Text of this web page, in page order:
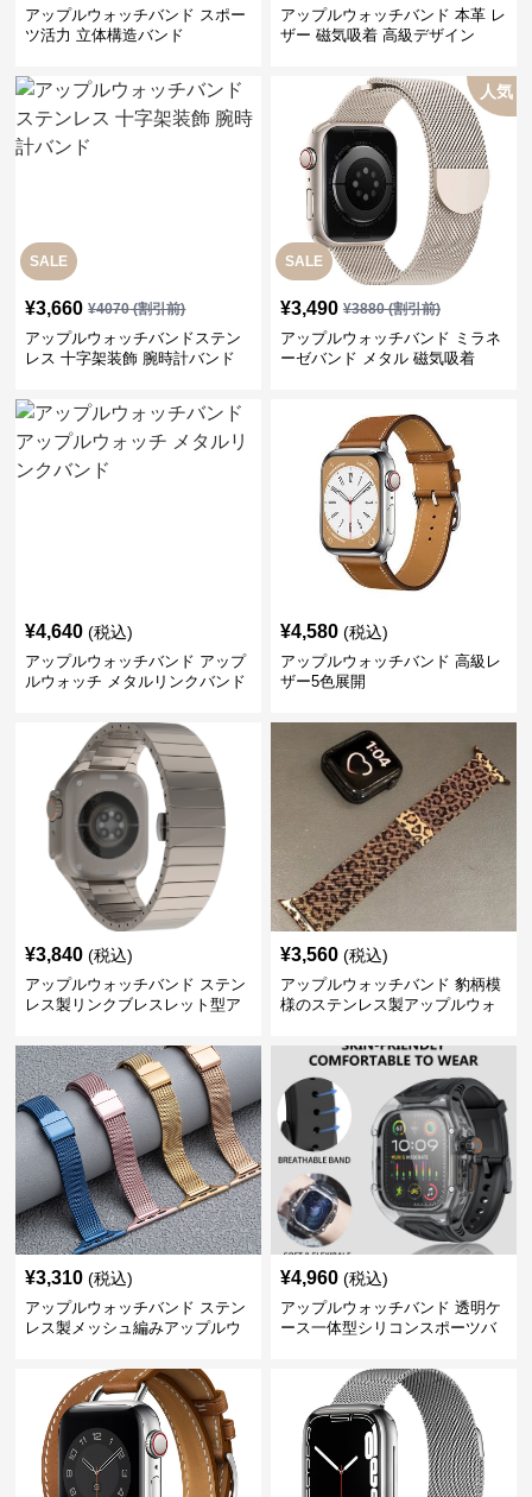
アップルウォッチバンド スポー
ツ活力 立体構造バンド
アップルウォッチバンド 本革 レ
ザー 磁気吸着 高級デザイン
SALE
¥3,660 ¥4070(割引前)
アップルウォッチバンドステン
レス 十字架装飾 腕時計バンド
SALE
人気
¥3,490 ¥3880(割引前)
アップルウォッチバンド ミラネ
ーゼバンド メタル 磁気吸着
¥4,640 (税込)
アップルウォッチバンド アップ
ルウォッチ メタルリンクバンド
¥4,580 (税込)
アップルウォッチバンド 高級レ
ザー5色展開
¥3,840 (税込)
アップルウォッチバンド ステン
レス製リンクブレスレット型ア
¥3,560 (税込)
アップルウォッチバンド 豹柄模
様のステンレス製アップルウォ
¥3,310 (税込)
アップルウォッチバンド ステン
レス製メッシュ編みアップルウ
¥4,960 (税込)
アップルウォッチバンド 透明ケ
ース一体型シリコンスポーツバ